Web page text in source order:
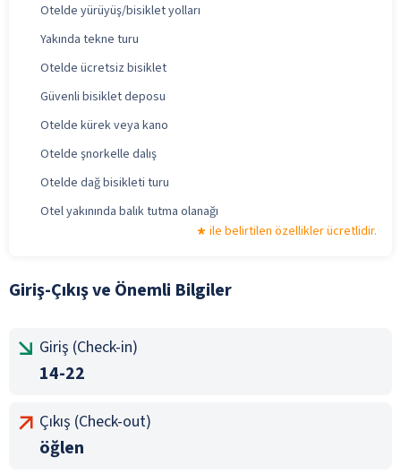
Otelde yürüyüş/bisiklet yolları
Yakında tekne turu
Otelde ücretsiz bisiklet
Güvenli bisiklet deposu
Otelde kürek veya kano
Otelde şnorkelle dalış
Otelde dağ bisikleti turu
Otel yakınında balık tutma olanağı
ile belirtilen özellikler ücretlidir.
Giriş-Çıkış ve Önemli Bilgiler
Giriş (Check-in)
14-22
Çıkış (Check-out)
öğlen